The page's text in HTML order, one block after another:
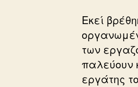
Εκεί
των
παλεύουν
εργάτης